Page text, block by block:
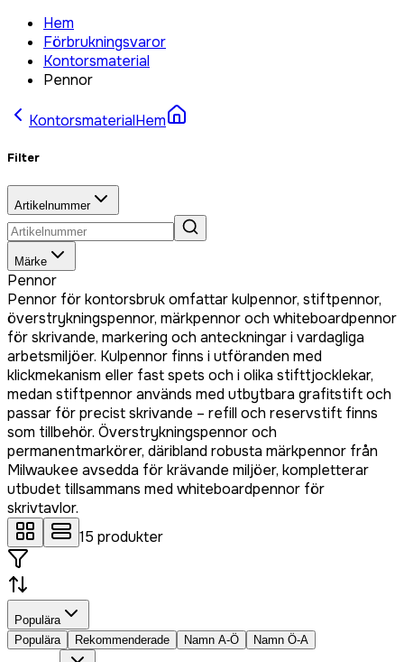
Hem
Förbrukningsvaror
Kontorsmaterial
Pennor
KontorsmaterialHem
Filter
Artikelnummer
Märke
Pennor
Pennor för kontorsbruk omfattar kulpennor, stiftpennor,
överstrykningspennor, märkpennor och whiteboardpennor
för skrivande, markering och anteckningar i vardagliga
arbetsmiljöer. Kulpennor finns i utföranden med
klickmekanism eller fast spets och i olika stifttjocklekar,
medan stiftpennor används med utbytbara grafitstift och
passar för precist skrivande – refill och reservstift finns
som tillbehör. Överstrykningspennor och
permanentmarkörer, däribland robusta märkpennor från
Milwaukee avsedda för krävande miljöer, kompletterar
utbudet tillsammans med whiteboardpennor för
skrivtavlor.
15 produkter
Populära
Populära
Rekommenderade Namn A-Ö Namn Ö-A